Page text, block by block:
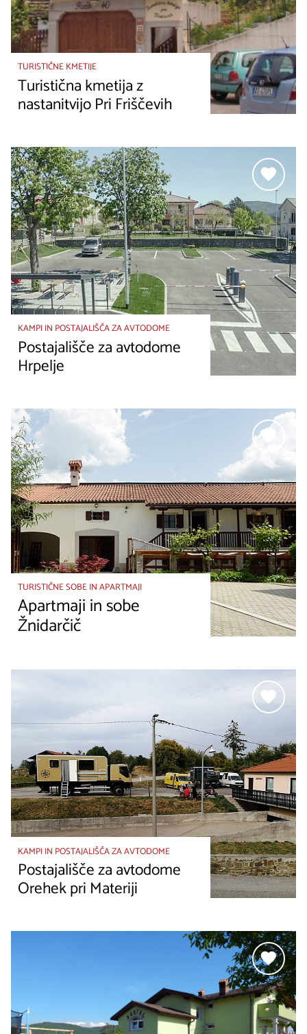
TURISTIČNE KMETIJE
Turistična kmetija z
nastanitvijo Pri Friščevih
KAMPI IN POSTAJALIŠČA ZA AVTODOME
Postajališče za avtodome
Hrpelje
TURISTIČNE SOBE IN APARTMAJI
Apartmaji in sobe
Žnidarčič
KAMPI IN POSTAJALIŠČA ZA AVTODOME
Postajališče za avtodome
Orehek pri Materiji